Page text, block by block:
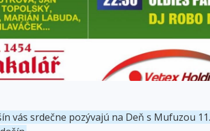
vás srdečne pozývajú na Deň s Mufuzou